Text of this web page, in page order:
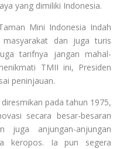
yang dimiliki Indonesia.
Mini Indonesia Indah
dan juga turis
tarifnya jangan mahal-
TMII ini, Presiden
peninjauan.
pada tahun 1975,
secara besar-besaran
juga anjungan-anjungan
keropos. Ia pun segera